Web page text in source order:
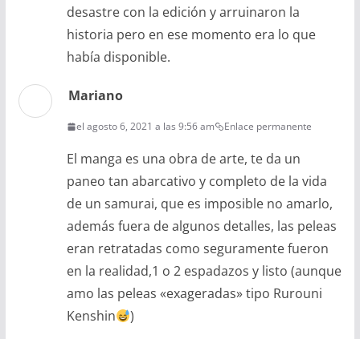
desastre con la edición y arruinaron la
historia pero en ese momento era lo que
había disponible.
Mariano
el agosto 6, 2021 a las 9:56 am Enlace permanente
El manga es una obra de arte, te da un
paneo tan abarcativo y completo de la vida
de un samurai, que es imposible no amarlo,
además fuera de algunos detalles, las peleas
eran retratadas como seguramente fueron
en la realidad,1 o 2 espadazos y listo (aunque
amo las peleas «exageradas» tipo Rurouni
Kenshin
)